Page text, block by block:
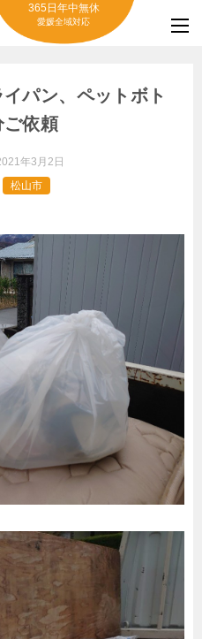
365日年中無休
愛媛全域対応
パン、ペットボト
ご依頼
年3月2日
松山市